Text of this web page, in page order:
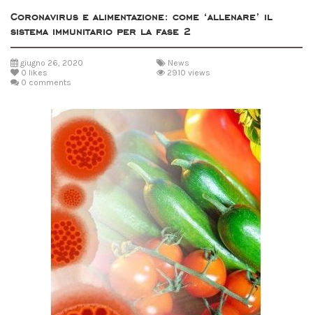
Coronavirus e alimentazione: come ‘allenare’ il
sistema immunitario per la fase 2
giugno 26, 2020
News
0 likes
2910 views
0 comments